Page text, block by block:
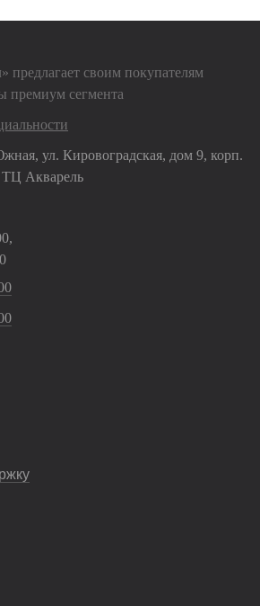
своим покупателям
премиум сегмента
ул. Кировоградская, дом 9, корп.
ТЦ Акварель